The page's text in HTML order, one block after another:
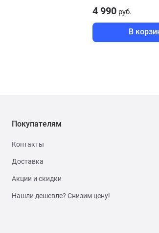
4 990 руб.
В
Покупателям
Контакты
Доставка
Акции и скидки
Нашли дешевле? Снизим цену!